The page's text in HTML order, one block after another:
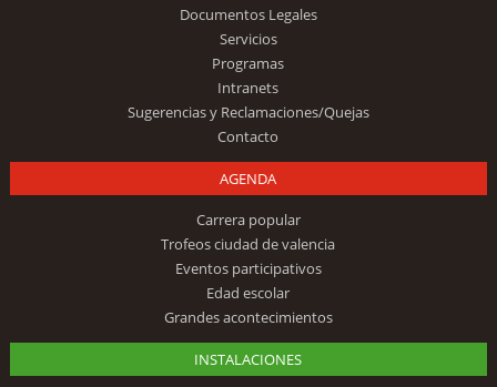
Documentos Legales
Servicios
Programas
Intranets
Sugerencias y Reclamaciones/Quejas
Contacto
AGENDA
Carrera popular
Trofeos ciudad de valencia
Eventos participativos
Edad escolar
Grandes acontecimientos
INSTALACIONES